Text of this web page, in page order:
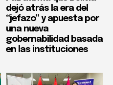
dejó atrás la era del
“jefazo” y apuesta por
una nueva
gobernabilidad basada
en las instituciones